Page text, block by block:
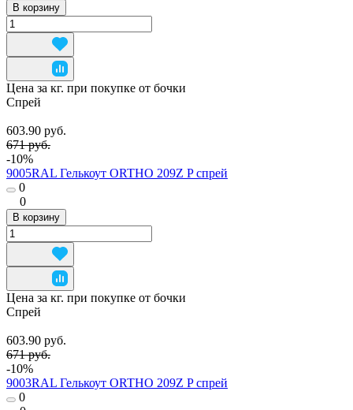
В корзину
Цена за кг. при покупке от бочки
Спрей
603.90 руб.
671 руб.
-10%
9005RAL Гелькоут ORTHO 209Z P спрей
0
0
В корзину
Цена за кг. при покупке от бочки
Спрей
603.90 руб.
671 руб.
-10%
9003RAL Гелькоут ORTHO 209Z P спрей
0